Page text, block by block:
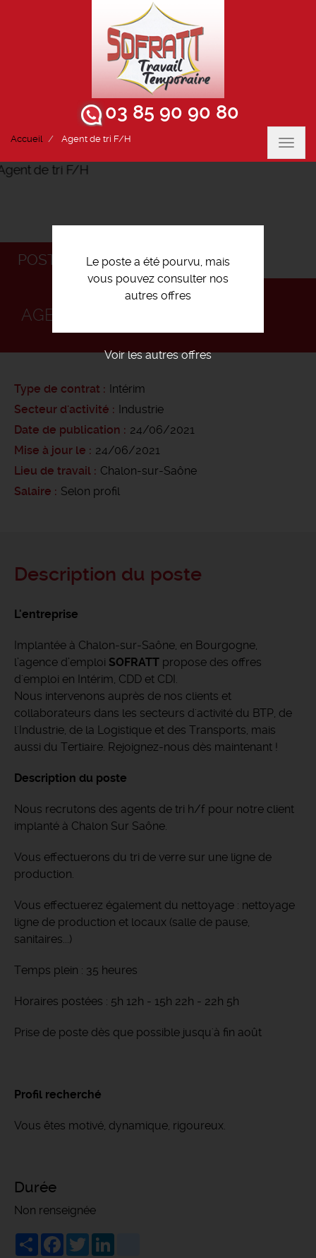
03 85 90 90 80
Accueil Agent de tri F/H
Le poste a été pourvu, mais
vous pouvez consulter nos
autres offres
Voir les autres offres
POSTULEZ
AGENT DE TRI F/H
Type de contrat
Intérim
Secteur d'activité
Industrie
Date de publication
24/06/2021
Mise à jour le
24/06/2021
Lieu de travail
Chalon-sur-Saône
Salaire
Selon profil
Description du poste
L'entreprise
Implantée à Chalon-sur-Saône, en Bourgogne,
l’agence d’emploi SOFRATT propose des offres
d'emploi en Intérim, CDD et CDI.
Nous intervenons auprès de nos clients et
collaborateurs dans les secteurs d'activité du BTP, de
l'Industrie, de la Logistique et des Transports, mais
aussi du Tertiaire. Rejoignez-nous dès maintenant !
Description du poste
Nous recrutons des agents de tri h/f pour notre client
implanté à Chalon Sur Saône.
Vous effectuerons du tri de verre sur une ligne de
production.
Vous effectuerez également du nettoyage : nettoyage
ligne de production et locaux (salle de pause,
sanitaires...)
Temps plein : 35 heures
Horaires postées : 5h 12h - 15h 22h - 22h 5h
Prise de poste dès que possible jusqu'à fin août
Profil recherché
Vous êtes motivé, dynamique, rigoureux.
Durée
Non renseignée
ShareFacebook
Twitter